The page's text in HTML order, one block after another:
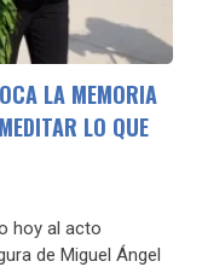
LA MEMORIA
LO QUE
hoy al acto
de Miguel Ángel